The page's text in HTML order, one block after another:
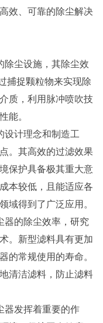
效、可靠的除尘解决
尘设施，其除尘效
捕捉颗粒物来实现除
质，利用脉冲喷吹技
能。
计理念和制造工
。其高效的过滤效果
保护具备极其重大意
本较低，且能适应各
域得到了广泛应用。
的除尘效率，研究
。新型滤料具有更加
的常规使用的寿命。
清洁滤料，防止滤料
发挥着重要的作